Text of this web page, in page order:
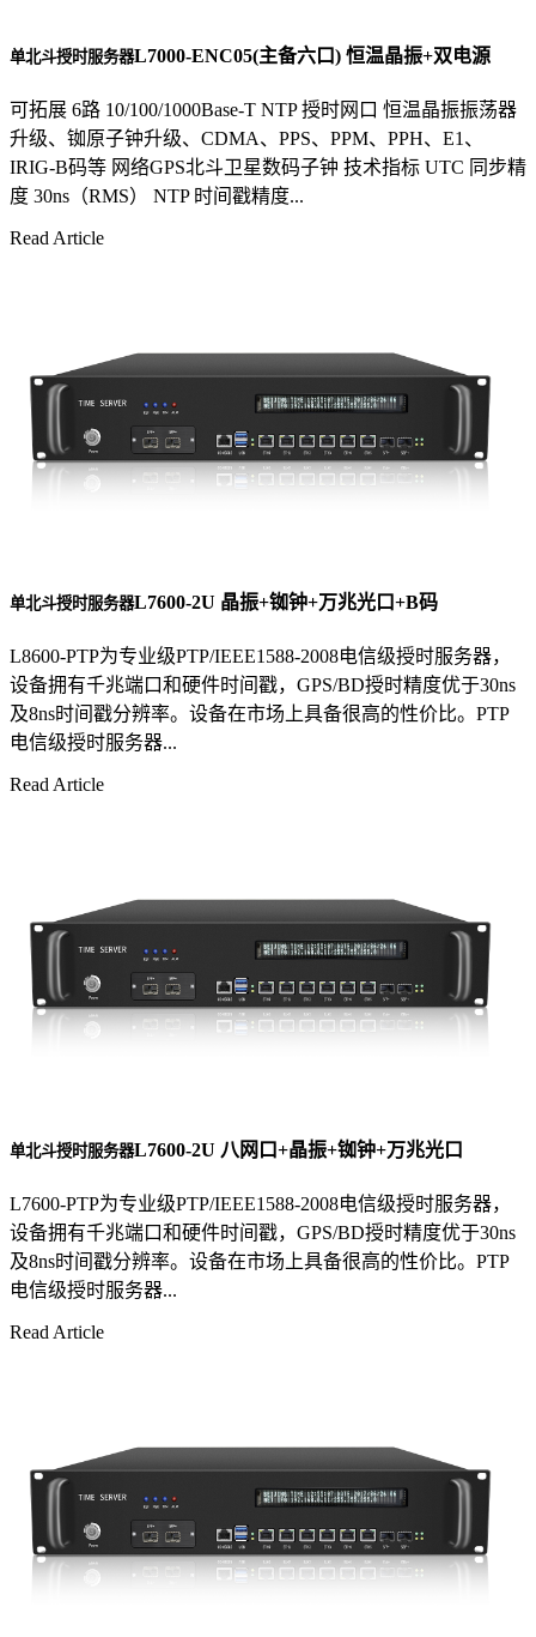
单北斗授时服务器L7000-ENC05(主备六口) 恒温晶振+双电源
可拓展 6路 10/100/1000Base-T NTP 授时网口 恒温晶振振荡器
升级、铷原子钟升级、CDMA、PPS、PPM、PPH、E1、
IRIG-B码等 网络GPS北斗卫星数码子钟 技术指标 UTC 同步精
度 30ns（RMS） NTP 时间戳精度...
Read Article
单北斗授时服务器L7600-2U 晶振+铷钟+万兆光口+B码
L8600-PTP为专业级PTP/IEEE1588-2008电信级授时服务器，
设备拥有千兆端口和硬件时间戳，GPS/BD授时精度优于30ns
及8ns时间戳分辨率。设备在市场上具备很高的性价比。PTP
电信级授时服务器...
Read Article
单北斗授时服务器L7600-2U 八网口+晶振+铷钟+万兆光口
L7600-PTP为专业级PTP/IEEE1588-2008电信级授时服务器，
设备拥有千兆端口和硬件时间戳，GPS/BD授时精度优于30ns
及8ns时间戳分辨率。设备在市场上具备很高的性价比。PTP
电信级授时服务器...
Read Article